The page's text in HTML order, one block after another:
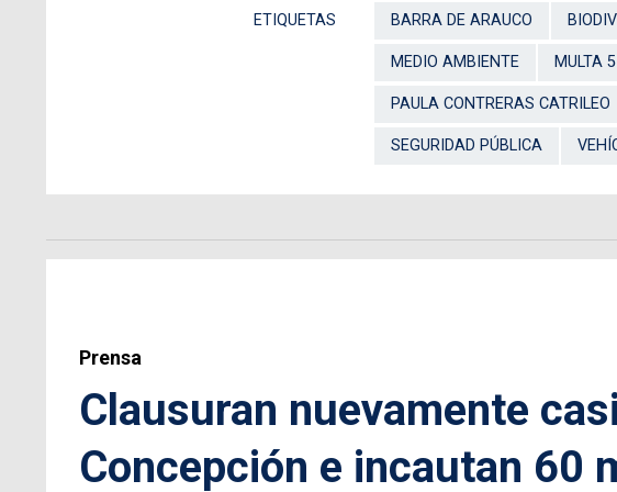
ETIQUETAS BARRA DE ARAUCO
MEDIO AMBIENTE MULTA
PAULA CONTRERAS CATRILEO
SEGURIDAD PÚBLICA
Prensa
Clausuran nuevamente
Concepción e incautan 60